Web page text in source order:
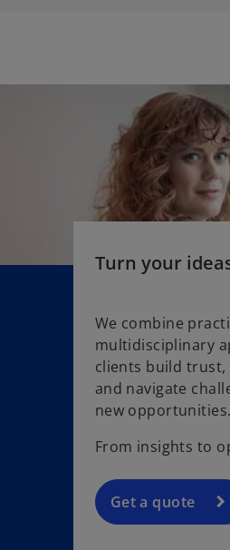
Turn your
We combine
multidisciplinary
clients build
and navigate
new opportunities.
From insights to
Get a quote